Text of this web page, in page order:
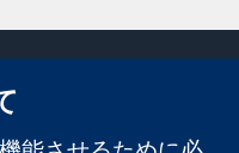
お問い合わせ